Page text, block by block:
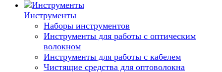
Инструменты
Наборы инструментов
Инструменты для работы с оптическим
волокном
Инструменты для работы с кабелем
Чистящие средства для оптоволокна